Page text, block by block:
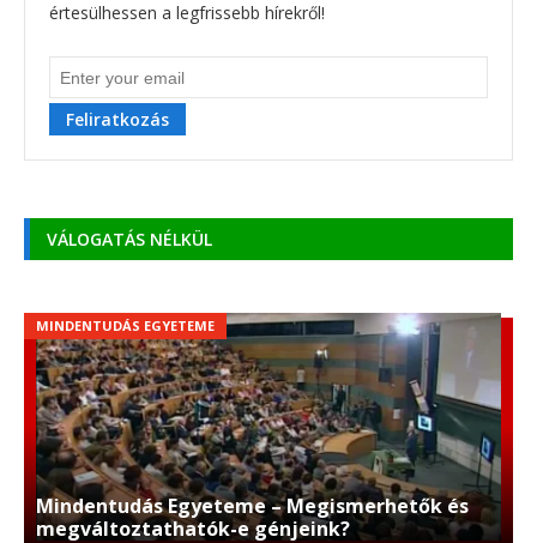
értesülhessen a legfrissebb hírekről!
Feliratkozás
VÁLOGATÁS NÉLKÜL
MINDENTUDÁS EGYETEME
Mindentudás Egyeteme – Megismerhetők és
megváltoztathatók-e génjeink?